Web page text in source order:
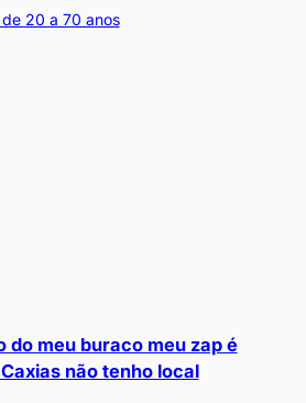
20 a 70 anos
do meu buraco meu zap é
não tenho local